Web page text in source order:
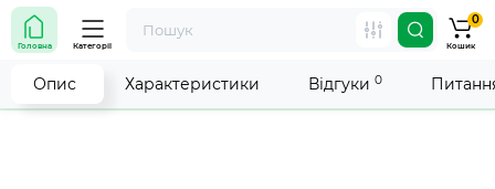
Увага! Роботу магазину тимчасово припинено. Ми
робимо все можливе, щоб відновити прийом
замовлень якнайшвидше.
Головна Категорії
0
Кошик
Опис Характеристики Відгуки 0